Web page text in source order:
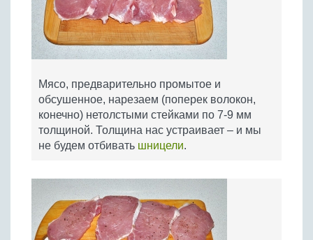
Мясо, предварительно промытое и
обсушенное, нарезаем (поперек волокон,
конечно) нетолстыми стейками по 7-9 мм
толщиной. Толщина нас устраивает – и мы
не будем отбивать шницели.